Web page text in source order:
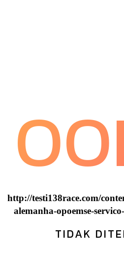
http://testi138race.com/
alemanha-opoemse-
TIDAK